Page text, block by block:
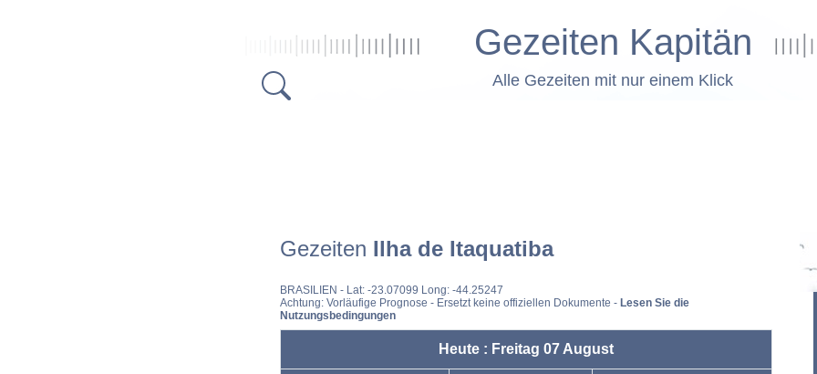
Gezeiten Kapitän
Alle Gezeiten mit nur einem Klick
Gezeiten Ilha de Itaquatiba
BRASILIEN - Lat: -23.07099 Long: -44.25247
Achtung: Vorläufige Prognose - Ersetzt keine offiziellen Dokumente - Lesen Sie die
Nutzungsbedingungen
Heute : Freitag 07 August